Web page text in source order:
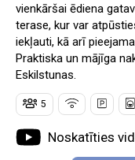
vienkāršai ēdiena
terase, kur var
iekļauti, kā arī
Praktiska un mājīga
Eskilstunas.
5
Noskatīties